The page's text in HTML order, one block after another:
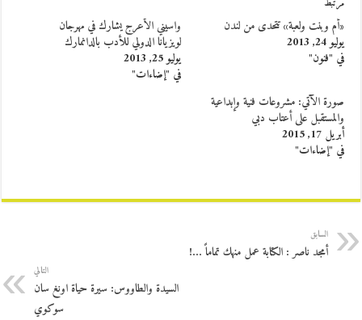
«أم وبنت ولعبة» تتحدى من لندن
يوليو 24, 2013
في "فنون"
واسيني الأعرج يشارك في مهرجان
لويزيانا الدولي للأدب بالدانمارك
يوليو 25, 2013
في "إضاءات"
صورة الآتي: مشروعات فنية وإبداعية
والمستقبل على أعتاب دبي
أبريل 17, 2015
في "إضاءات"
السابق
أمجد ناصر : الكتابة عمل منهك تماماً …!
التالي
السيدة والطاووس: سيرة حياة اونغ سان
سوكوي